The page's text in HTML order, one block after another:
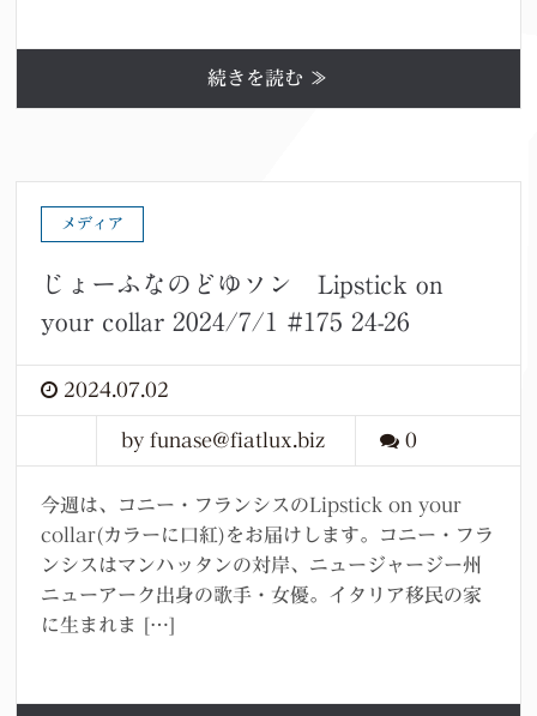
続きを読む ≫
メディア
じょーふなのどゆソン Lipstick on
your collar 2024/7/1 #175 24-26
2024.07.02
by funase@fiatlux.biz 0
今週は、コニー・フランシスのLipstick on your
collar(カラーに口紅)をお届けします。コニー・フラ
ンシスはマンハッタンの対岸、ニュージャージー州
ニューアーク出身の歌手・女優。イタリア移民の家
に生まれま […]